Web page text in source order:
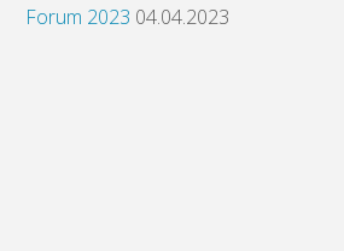
Forum 2023 04.04.2023